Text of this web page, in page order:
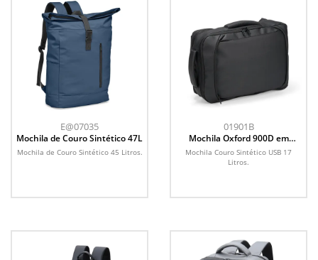
E@07035
Mochila de Couro Sintético 47L
Mochila de Couro Sintético 45 Litros.
01901B
Mochila Oxford 900D em
Poliéster 22L
Mochila Couro Sintético USB 17
Litros.